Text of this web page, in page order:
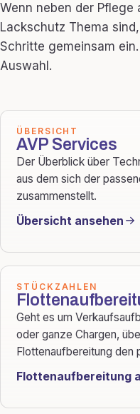
Wenn neben der Pflege
Lackschutz Thema
Schritte gemeinsam
Auswahl.
ÜBERSICHT
AVP Services
Der Überblick über
aus dem sich der
zusammenstellt.
Übersicht ansehen
STÜCKZAHLEN
Geht es um
oder ganze Chargen,
Flottenaufbereitung den
Flottenaufbereitung